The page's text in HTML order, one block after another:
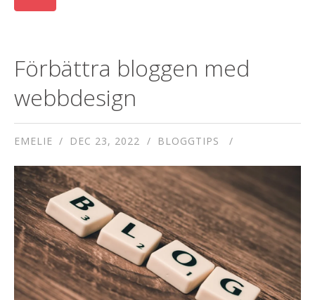
Förbättra bloggen med
webbdesign
EMELIE DEC 23, 2022 BLOGGTIPS